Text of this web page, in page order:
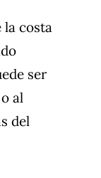
la costa
ser
al
del